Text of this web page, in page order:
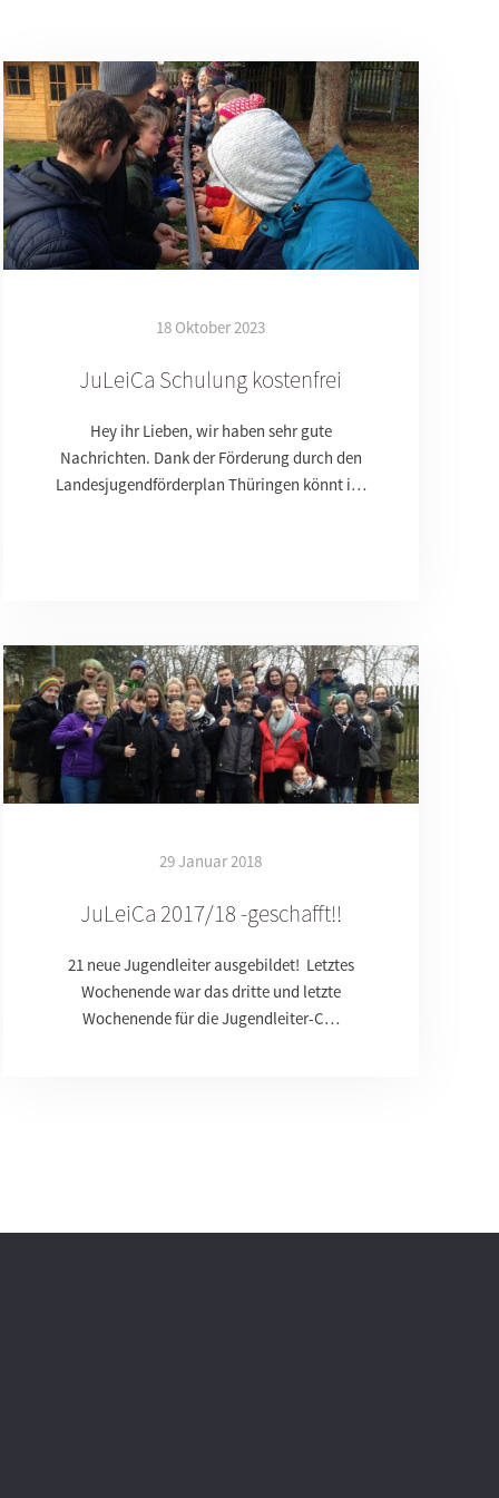
18 Oktober 2023
JuLeiCa Schulung kostenfrei
Hey ihr Lieben, wir haben sehr gute
Nachrichten. Dank der Förderung durch den
Landesjugendförderplan Thüringen könnt i…
29 Januar 2018
JuLeiCa 2017/18 -geschafft!!
21 neue Jugendleiter ausgebildet! Letztes
Wochenende war das dritte und letzte
Wochenende für die Jugendleiter-C…